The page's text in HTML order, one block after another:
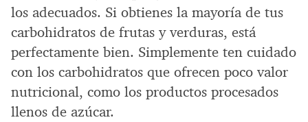
los adecuados. Si obtienes la mayoría de tus
carbohidratos de frutas y verduras, está
perfectamente bien. Simplemente ten cuidado
con los carbohidratos que ofrecen poco valor
nutricional, como los productos procesados
llenos de azúcar.